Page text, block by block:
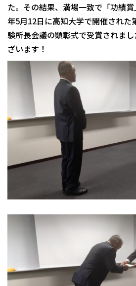
た。その結果、満場一致で「功績
年5月12日に高知大学で開催された
験所長会議の顕彰式で受賞されま
ざいます！